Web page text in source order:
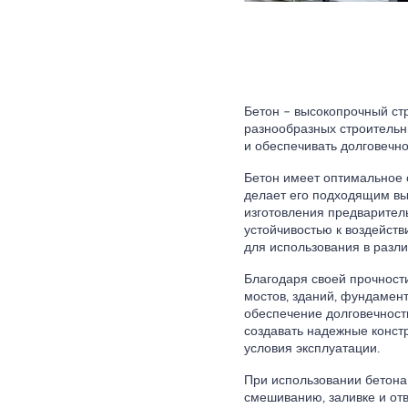
Бетон – высокопрочный
разнообразных
и обеспечивать
Бетон имеет
делает его подходящим
изготовления
устойчивостью к
для использования в
Благодаря своей
мостов, зданий,
обеспечение
создавать надежные
условия эксплуатации.
При использовании
смешиванию, заливке и